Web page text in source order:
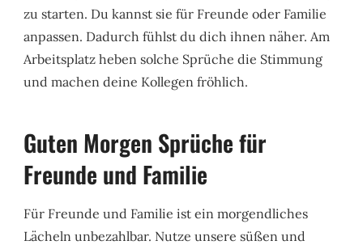
zu starten. Du kannst sie für Freunde oder Familie
anpassen. Dadurch fühlst du dich ihnen näher. Am
Arbeitsplatz heben solche Sprüche die Stimmung
und machen deine Kollegen fröhlich.
Guten Morgen Sprüche für
Freunde und Familie
Für Freunde und Familie ist ein morgendliches
Lächeln unbezahlbar. Nutze unsere süßen und